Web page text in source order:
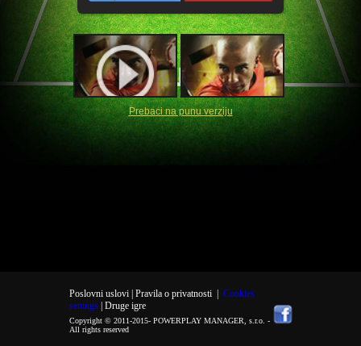
Prebaci na punu verziju
Poslovni uslovi | Pravila o privatnosti| Cookies
settings
| Druge igre
Copyright © 2011-2015- POWERPLAY MANAGER, s.r.o. -
All rights reserved